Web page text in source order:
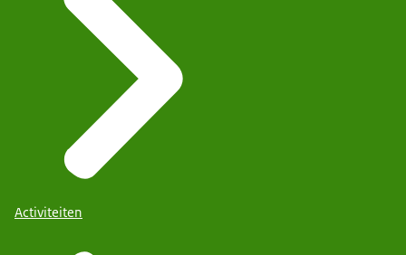
Activiteiten